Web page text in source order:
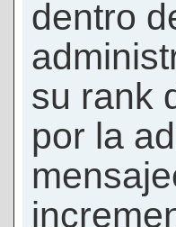
dentro
su rank
por la